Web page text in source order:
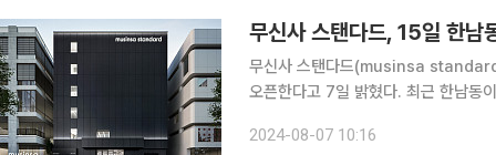
무신사 스탠다드, 15일 한남
무신사 스탠다드(musinsa
오픈한다고 7일 밝혔다. 최근 한남동이 외국인 관광객들에게 새로운 의류쇼핑 명소로 주목받고 있
장은 홍대, 강남, 성수, 명동에 이은
2024-08-07 10:16